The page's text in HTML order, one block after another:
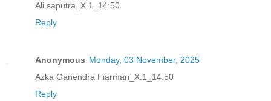
Ali saputra_X.1_14:50
Reply
Anonymous Monday, 03 November, 2025
Azka Ganendra Fiarman_X.1_14.50
Reply